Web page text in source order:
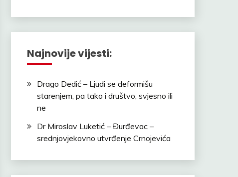
Najnovije vijesti:
Drago Dedić – Ljudi se deformišu
starenjem, pa tako i društvo, svjesno ili
ne
Dr Miroslav Luketić – Đurđevac –
srednjovjekovno utvrđenje Crnojevića